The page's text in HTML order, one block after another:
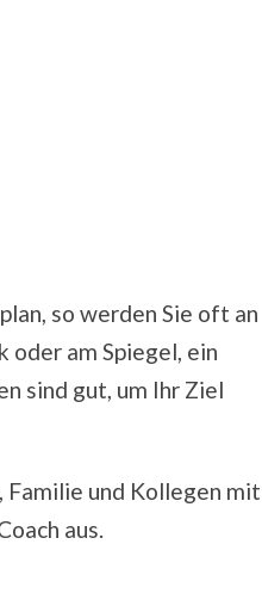
so werden Sie oft an
oder am Spiegel, ein
sind gut, um Ihr Ziel
Familie und Kollegen mit
aus.